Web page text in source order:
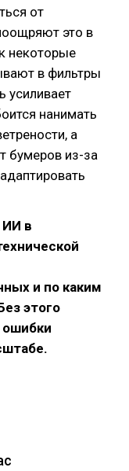
от
это в
некоторые
в фильтры
усиливает
нанимать
а
бумеров из-за
ИИ в
и по каким
этого